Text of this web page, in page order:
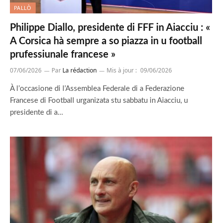
PALLÒ
Philippe Diallo, presidente di FFF in Aiacciu : «
A Corsica hà sempre a so piazza in u football
prufessiunale francese »
07/06/2026 Par La rédaction Mis à jour : 09/06/2026
À l’occasione di l’Assemblea Federale di a Federazione
Francese di Football urganizata stu sabbatu in Aiacciu, u
presidente di a…